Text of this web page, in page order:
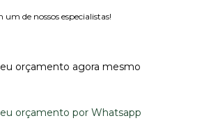
de nossos especialistas!
orçamento agora mesmo
orçamento por Whatsapp